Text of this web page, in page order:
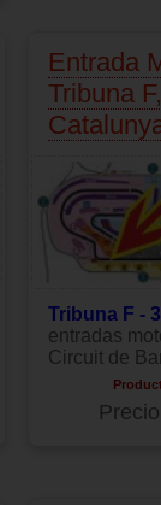
Entrada
Tribuna
Tribuna F -
entradas
Circuit de